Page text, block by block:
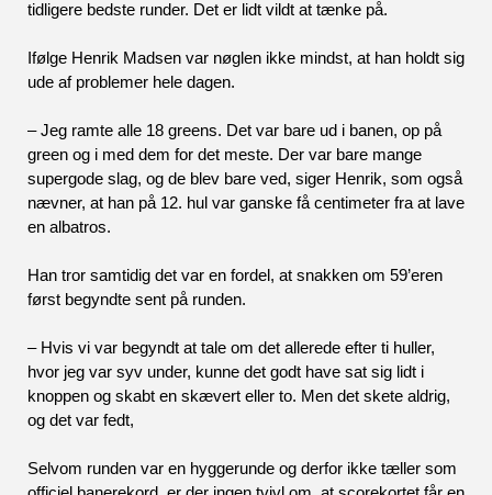
tidligere bedste runder. Det er lidt vildt at tænke på.
Ifølge Henrik Madsen var nøglen ikke mindst, at han holdt sig
ude af problemer hele dagen.
– Jeg ramte alle 18 greens. Det var bare ud i banen, op på
green og i med dem for det meste. Der var bare mange
supergode slag, og de blev bare ved, siger Henrik, som også
nævner, at han på 12. hul var ganske få centimeter fra at lave
en albatros.
Han tror samtidig det var en fordel, at snakken om 59’eren
først begyndte sent på runden.
– Hvis vi var begyndt at tale om det allerede efter ti huller,
hvor jeg var syv under, kunne det godt have sat sig lidt i
knoppen og skabt en skævert eller to. Men det skete aldrig,
og det var fedt,
Selvom runden var en hyggerunde og derfor ikke tæller som